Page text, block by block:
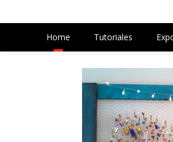
Home Tutoriales